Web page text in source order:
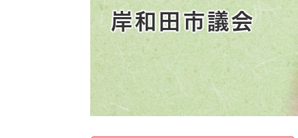
防災・防犯 上水道・下水道
自然・環境・公園 住宅
引っ越し おくやみ
男女共同参画
地域コミュニテ
岸和田市議会